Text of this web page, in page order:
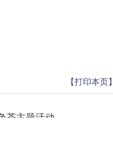
【打印本页】
茶主题活动